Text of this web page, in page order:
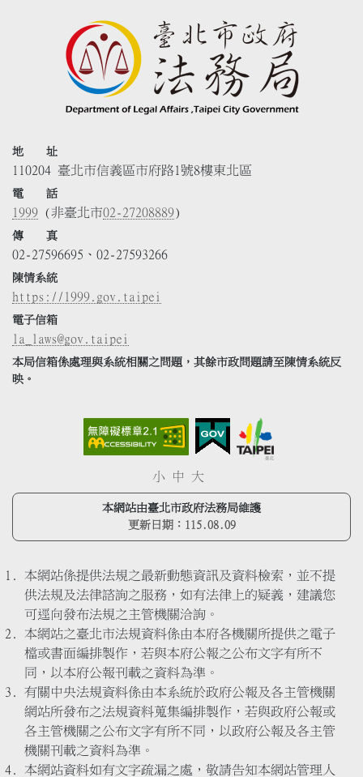
地 址
110204 臺北市信義區市府路1號8樓東北區
電 話
1999 (非臺北市02-27208889)
傳 真
02-27596695、02-27593266
陳情系統
https://1999.gov.taipei
電子信箱
la_laws@gov.taipei
本局信箱係處理與系統相關之問題，其餘市政問題請至陳情系統反
映。
小 中 大
本網站由臺北市政府法務局維護
更新日期： 115.08.09
本網站係提供法規之最新動態資訊及資料檢索，並不提
供法規及法律諮詢之服務，如有法律上的疑義，建議您
可逕向發布法規之主管機關洽詢。
本網站之臺北市法規資料係由本府各機關所提供之電子
檔或書面編排製作，若與本府公報之公布文字有所不
同，以本府公報刊載之資料為準。
有關中央法規資料係由本系統於政府公報及各主管機關
網站所發布之法規資料蒐集編排製作，若與政府公報或
各主管機關之公布文字有所不同，以政府公報及各主管
機關刊載之資料為準。
本網站資料如有文字疏漏之處，敬請告知本網站管理人